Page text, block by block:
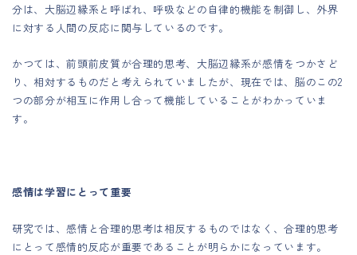
分は、大脳辺縁系と呼ばれ、呼吸などの自律的機能を制御し、外界
に対する人間の反応に関与しているのです。
かつては、前頭前皮質が合理的思考、大脳辺縁系が感情をつかさど
り、相対するものだと考えられていましたが、現在では、脳のこの2
つの部分が相互に作用し合って機能していることがわかっていま
す。
感情は学習にとって重要
研究では、感情と合理的思考は相反するものではなく、合理的思考
にとって感情的反応が重要であることが明らかになっています。